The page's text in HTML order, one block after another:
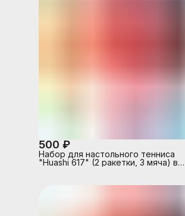
500 ₽
Набор для настольного тенниса
"Huashi 617" (2 ракетки, 3 мяча) в